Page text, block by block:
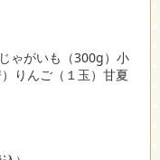
ゃがいも（300g）小
りんご（１玉）甘夏